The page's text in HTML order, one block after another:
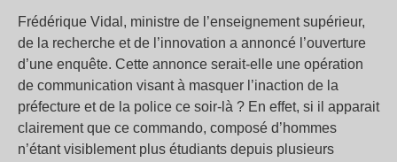
Frédérique Vidal, ministre de l’enseignement supérieur,
de la recherche et de l’innovation a annoncé l’ouverture
d’une enquête. Cette annonce serait-elle une opération
de communication visant à masquer l’inaction de la
préfecture et de la police ce soir-là ? En effet, si il apparait
clairement que ce commando, composé d’hommes
n’étant visiblement plus étudiants depuis plusieurs